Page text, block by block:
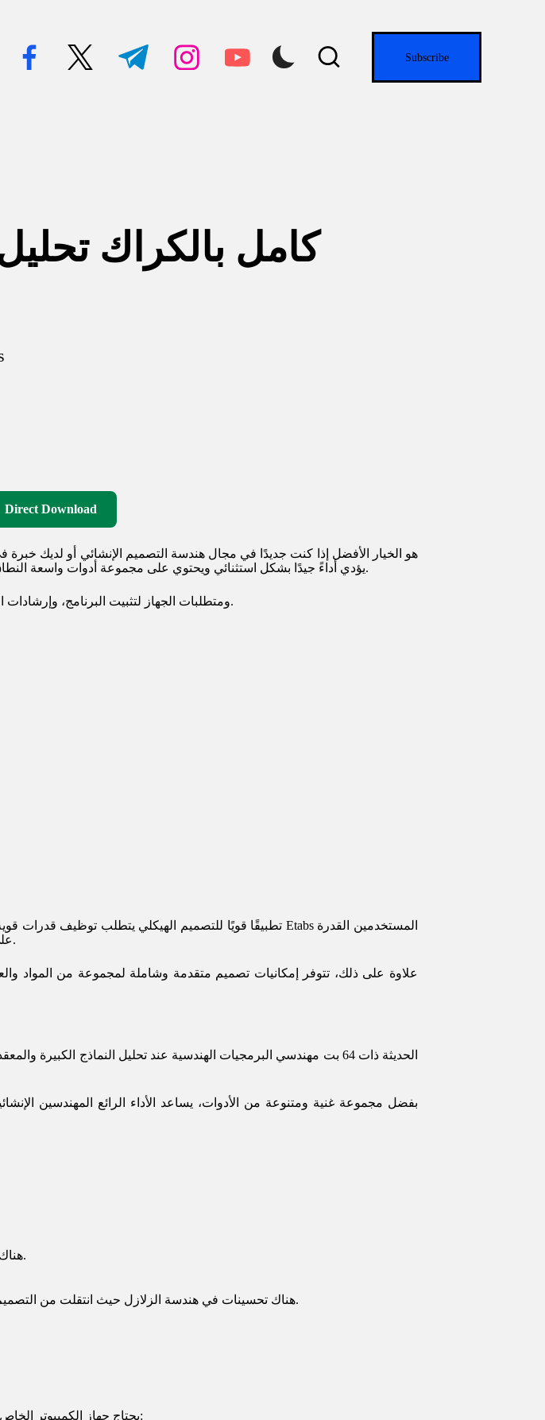
facebook.comtwitter.com t.me instagram.comyoutube.com
Subscribe
Direct Download
يؤدي أداءً جيدًا بشكل استثنائي ويحتوي على مجموعة أدوات واسعة النطاق تجعل قراءة وإنتاج الرسومات الإنشائية ثلاثية الأبعاد للهياكل أمرًا سهلاً. تنفس بعمق وعمق.
لاكتشاف الميزات الفريدة لبرنامج Etabs 2019، ومتطلبات الجهاز لتثبيت البرنامج، وإرشادات التثبيت والتكسير الشاملة.
على بناء وتصور الكائنات ثلاثية الأبعاد وإجراء تحليلات خطية وغير خطية سريعة بشكل لا يصدق.
علاوة على ذلك، تتوفر إمكانيات تصميم متقدمة وشاملة لمجموعة من المواد
بفضل مجموعة غنية ومتنوعة من الأدوات، يساعد الأداء الرائع المهندسين
هناك عملية تثبيت بسيطة وسريعة نسبيًا. مفيد وفعال للتحليل الهيكلي وتصميم المباني.
هناك تحسينات في هندسة الزلازل حيث انتقلت من التصميم الهيكلي التقليدي إلى التصميم القائم على الأداء. واجهة احترافية تركز على الأداء.
، يحتاج جهاز الكمبيوتر الخاص بك إلى تلبية المتطلبات التالية: